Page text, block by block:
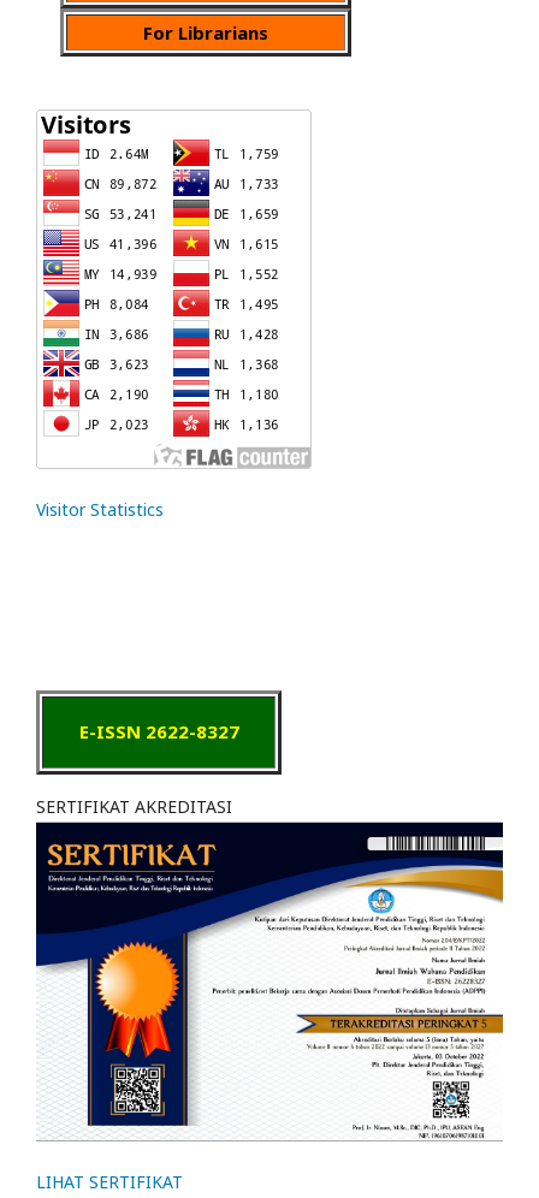
For Librarians
Visitor Statistics
E-ISSN 2622-8327
SERTIFIKAT AKREDITASI
LIHAT SERTIFIKAT